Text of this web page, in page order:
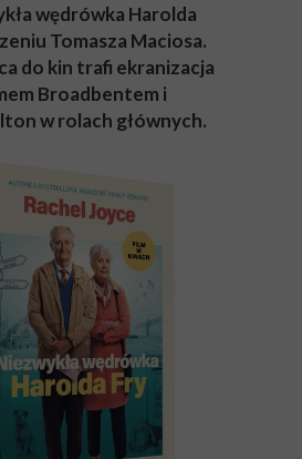
wędrówka Harolda
Tomasza Maciosa.
do kin trafi ekranizacja
Broadbentem i
w rolach głównych.